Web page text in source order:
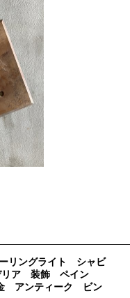
リングライト シャビ
ア 装飾 ペイン
アンティーク ビン